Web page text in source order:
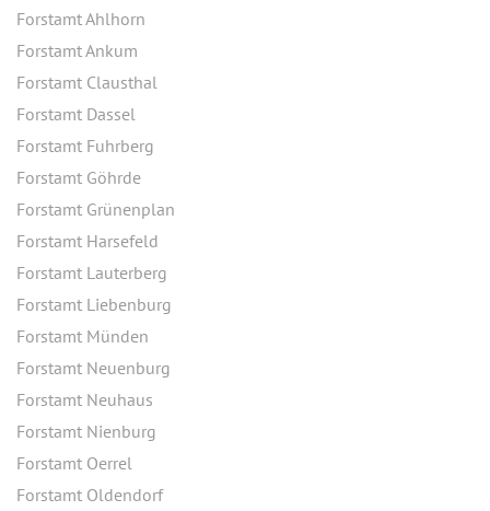
Forstamt Ahlhorn
Forstamt Ankum
Forstamt Clausthal
Forstamt Dassel
Forstamt Fuhrberg
Forstamt Göhrde
Forstamt Grünenplan
Forstamt Harsefeld
Forstamt Lauterberg
Forstamt Liebenburg
Forstamt Münden
Forstamt Neuenburg
Forstamt Neuhaus
Forstamt Nienburg
Forstamt Oerrel
Forstamt Oldendorf